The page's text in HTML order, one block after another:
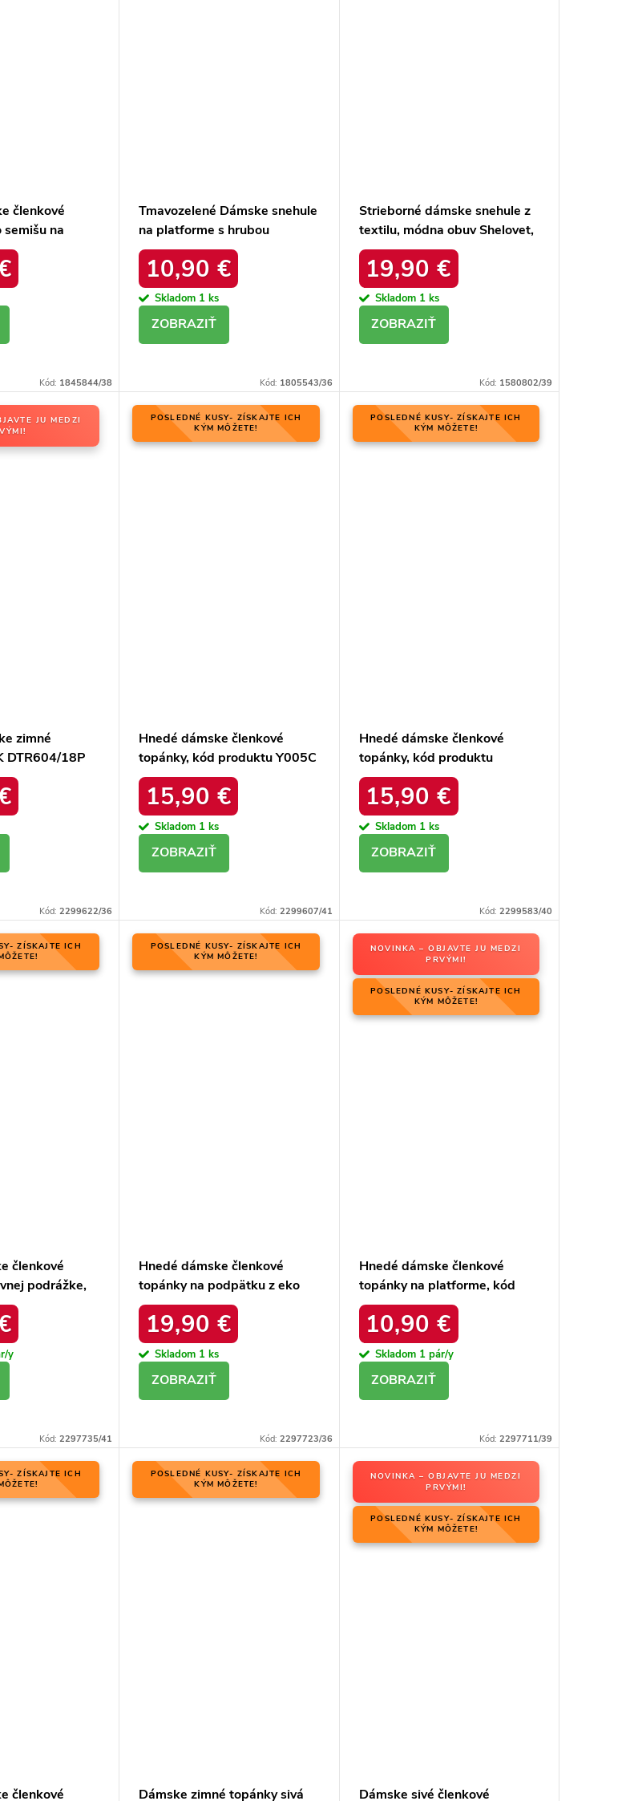
členkové
na
s
kód
GREEN
Kód: 1845844/38
Tmavozelené Dámske snehule
na platforme s hrubou
podrážkou a zateplením, kód
produktu VL226P GREEN
10,90 €
Skladom 1 ks
Kód: 1805543/36
Strieborné dámske snehule z
textilu, módna obuv Shelovet,
kód produktu HY801-19S
19,90 €
Skladom 1 ks
Kód: 1580802/39
JU MEDZI
zimné
DTR604/18P
Kód:2299622/36
POSLEDNÉ KUSY- ZÍSKAJTE ICH
KÝM MÔŽETE!
Hnedé dámske členkové
topánky, kód produktu Y005C
15,90 €
Skladom 1 ks
Kód: 2299607/41
POSLEDNÉ KUSY- ZÍSKAJTE ICH
KÝM MÔŽETE!
Hnedé dámske členkové
topánky, kód produktu
MQ1860C/S3-11P
15,90 €
Skladom 1 ks
Kód: 2299583/40
ZÍSKAJTE ICH
členkové
podrážke,
y
Kód:2297735/41
POSLEDNÉ KUSY- ZÍSKAJTE ICH
KÝM MÔŽETE!
Hnedé dámske členkové
topánky na podpätku z eko
kože, kód produktu NJSK
L13107-9 BEIGE
19,90 €
Skladom 1 ks
Kód: 2297723/36
NOVINKA – OBJAVTE JU MEDZI
PRVÝMI!
POSLEDNÉ KUSY- ZÍSKAJTE ICH
KÝM MÔŽETE!
Hnedé dámske členkové
topánky na platforme, kód
produktu D-10
10,90 €
Skladom 1 pár/y
Kód: 2297711/39
ZÍSKAJTE ICH
členkové
POSLEDNÉ KUSY- ZÍSKAJTE ICH
KÝM MÔŽETE!
Dámske zimné topánky sivá
NOVINKA – OBJAVTE JU MEDZI
PRVÝMI!
POSLEDNÉ KUSY- ZÍSKAJTE ICH
KÝM MÔŽETE!
Dámske sivé členkové